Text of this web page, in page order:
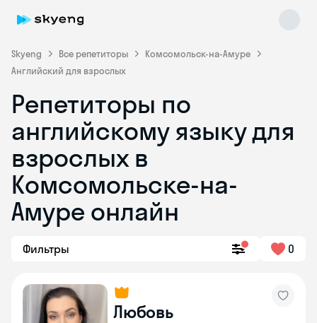
Skyeng Все репетиторы
Комсомольск-на-Амуре
Английский для взрослых
Репетиторы по
английскому языку для
взрослых в
Комсомольске-на-
Амуре онлайн
Фильтры 0
Любовь
Skyeng Chat